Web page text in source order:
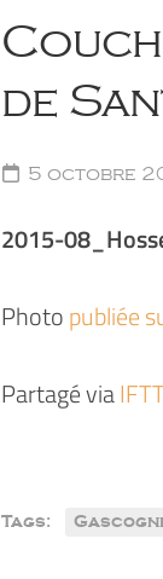
de
5 octobre
2015-
Photopubliée
Partagé via
Tags: